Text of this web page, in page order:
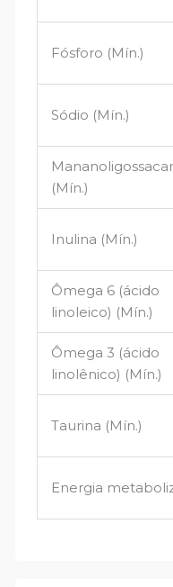
Fósforo (Mín.)
Sódio (Mín.)
(Mín.)
Inulina (Mín.)
Ômega 6 (ácido
linoleico) (Mín.)
Ômega 3 (ácido
linolênico) (Mín.)
Taurina (Mín.)
Energia